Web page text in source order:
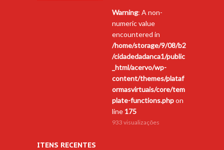
Warning: A non-
numeric value
encountered in
/home/storage/9/08/b2
/cidadedadanca1/public
_html/acervo/wp-
content/themes/plataf
ormasvirtuais/core/tem
plate-functions.phpon
line 175
933 visualizações
ITENS RECENTES